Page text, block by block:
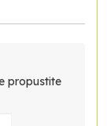
propustite